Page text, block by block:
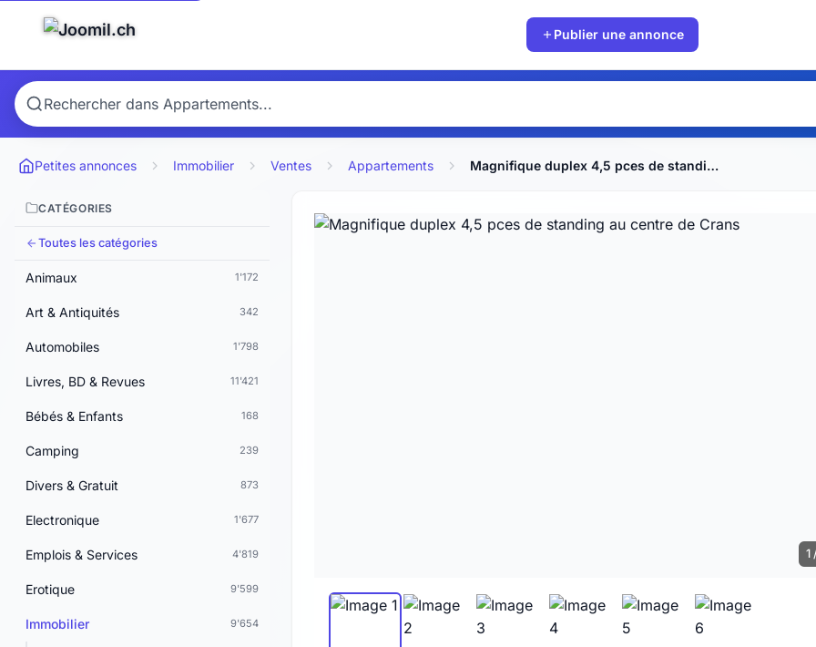
Publier une annonce
Petites annonces Immobilier Ventes Appartements Magnifique duplex 4,5 pces de standing au centre de Crans
CATÉGORIES
Toutes les catégories
Animaux 1'172
Art & Antiquités 342
Automobiles 1'798
Livres, BD & Revues 11'421
Bébés & Enfants 168
Camping 239
Divers & Gratuit 873
Electronique 1'677
Emplois & Services 4'819
Erotique 9'599
Immobilier 9'654
1